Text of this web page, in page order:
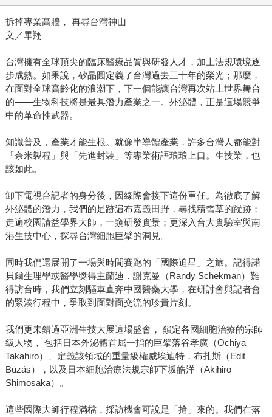
拆掉專業高牆， 再尋台灣神山
文／畢翔
台灣擁有全球頂尖的臨床醫療品質與研發人才，加上法規環境逐
步成熟。如果說，矽晶圓定義了台灣過去三十年的榮光；那麼，
在面對全球高齡化的浪潮下，下一個能讓台灣再次站上世界舞台
的——生物科技將是最具潛力產業之一。外泌體，正是這場競爭
中的革命性武器。
知識普及，產業才能生根。就像半導體產業，許多台灣人都能對
「奈米製程」與「先進封裝」等專業術語琅琅上口。生技業，也
該如此。
卸下電視台記者的身分後，因緣際會接下這份重任。為徹底了解
外泌體的潛力，我們的足跡遍布嘉義田野，尋找積雪草的蹤跡；
走遍校園請益學界大師，一窺研發實景；更深入台大實驗室與南
港生技中心，探尋台灣細胞巨擘的洞見。
同時我們還展開了一場與時間賽跑的「國際追星」之旅。記得諾
貝爾生理學或醫學獎得主蘭迪．謝克曼（Randy Schekman）難
得訪台時，我們立刻驅車直奔中國醫藥大學，在研討會與記者會
的緊湊行程中，爭取到面對面交流的珍貴片刻。
我們更未錯過亞洲生技大展這場盛會， 鎖定各國細胞治療的宗師
級人物， 包括日本外泌體首屈一指的巨擘落谷孝廣（Ochiya
Takahiro）、定義該領域的重量級權威埃迪特．布扎斯（Edit
Buzás），以及日本細胞治療法規宗師下坂皓洋（Akihiro
Shimosaka）。
這些國際大師行程滿檔，採訪機會可說是「搶」來的。我們在落